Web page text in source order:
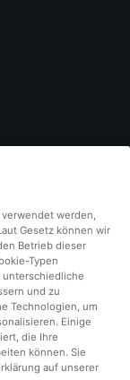
werden,
Gesetz können wir
Betrieb dieser
Typen
unterschiedliche
und zu
Technologien, um
Einige
die Ihre
können. Sie
auf unserer